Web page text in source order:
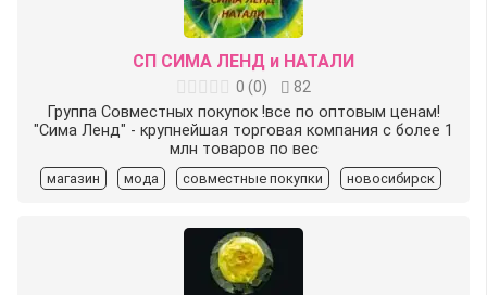
СП СИМА ЛЕНД и НАТАЛИ
0 (0)
82
Группа Совместных покупок !все по оптовым ценам!
"Сима Ленд" - крупнейшая торговая компания с более 1
млн товаров по вес
магазин мода совместные покупки новосибирск